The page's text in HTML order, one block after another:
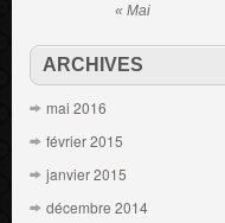
« Mai
ARCHIVES
mai 2016
février 2015
janvier 2015
décembre 2014